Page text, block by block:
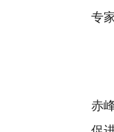
专
赤